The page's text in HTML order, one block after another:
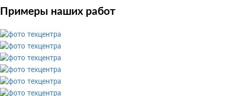
Примеры наших работ